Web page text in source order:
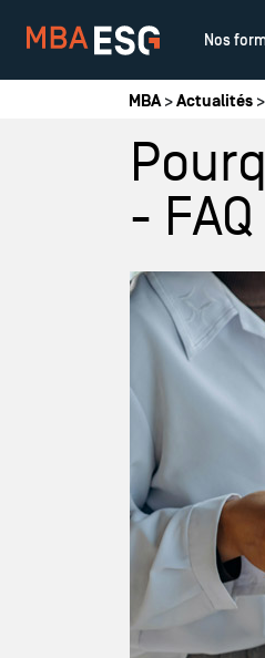
Vous êtes ici
MBA>Actualités
- FAQ
Nos